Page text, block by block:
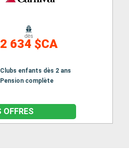
dès
2 634 $CA
Clubs enfants dès 2 ans
Pension complète
OFFRES